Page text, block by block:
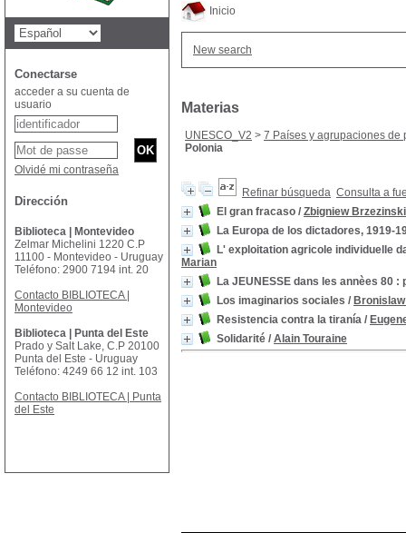
Inicio
New search
Materias
UNESCO_V2 > 7 Países y agrupaciones de
Polonia
Refinar búsqueda Consulta a
El gran fracaso / Zbigniew Brzezinski
La Europa de los dictadores, 1919-
L' exploitation agricole individuelle
Marian
La JEUNESSE dans les annèes 80
Los imaginarios sociales /
Resistencia contra la tiranía /
Solidarité / Alain Touraine
Conectarse
acceder a su cuenta de
usuario
Olvidé mi contraseña
Dirección
Biblioteca | Montevideo
Zelmar Michelini 1220 C.P
11100 - Montevideo - Uruguay
Teléfono: 2900 7194 int. 20
Contacto BIBLIOTECA |
Montevideo
Biblioteca | Punta del Este
Prado y Salt Lake, C.P 20100
Punta del Este - Uruguay
Teléfono: 4249 66 12 int. 103
Contacto BIBLIOTECA | Punta
del Este